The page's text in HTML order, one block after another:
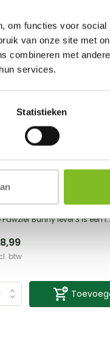
om functies voor social
van onze site met
combineren met
services.
Statistieken
level 3
Pawzler Bunny level 3 is een
btw